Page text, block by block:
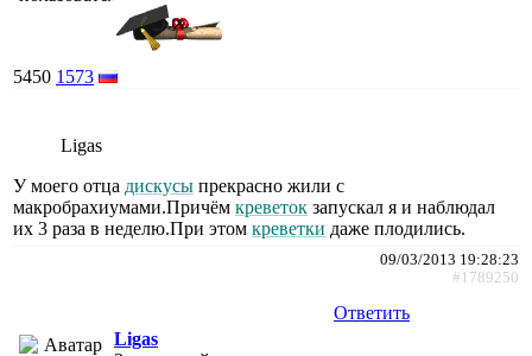
5450 1573
Ligas
У моего отца дискусы прекрасно жили с
макробрахиумами.Причём креветок запускал я и наблюдал
их 3 раза в неделю.При этом креветки даже плодились.
09/03/2013 19:28:23
#1789250
Ответить
Ligas